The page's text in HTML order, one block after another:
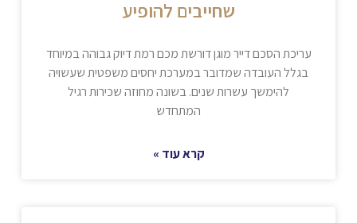
שחייבים להופיע
עריכת הסכם דייר מוגן דורשת מכם רמת דיוק גבוהה במיוחד
בגלל העובדה שמדובר במערכת יחסים משפטית שעשויה
להימשך עשרות שנים. בשונה מחוזה שכירות רגיל
המתחדש
קרא עוד »